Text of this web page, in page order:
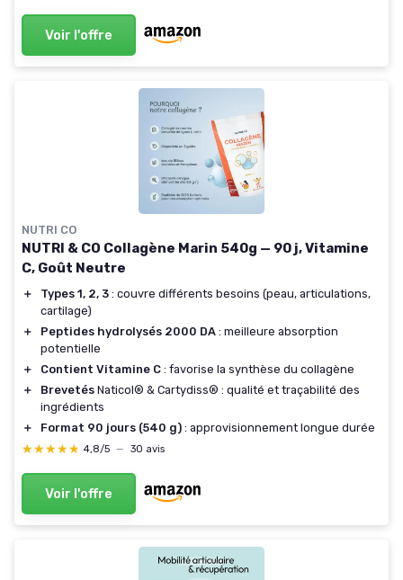
Voir l'offre
NUTRI CO
NUTRI & CO Collagène Marin 540g — 90 j, Vitamine
C, Goût Neutre
＋ Types 1, 2, 3 : couvre différents besoins (peau, articulations,
cartilage)
＋
Peptides hydrolysés 2000 DA : meilleure absorption
potentielle
＋
Contient Vitamine C : favorise la synthèse du collagène
＋
Brevetés Naticol® & Cartydiss® : qualité et traçabilité des
ingrédients
＋
Format 90 jours (540 g) : approvisionnement longue durée
★★★★★
★★★★★ 4,8/5 — 30 avis
Voir l'offre